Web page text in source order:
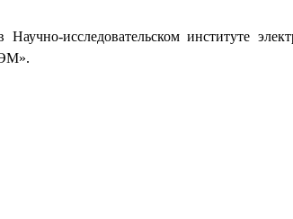
исследовательском институте